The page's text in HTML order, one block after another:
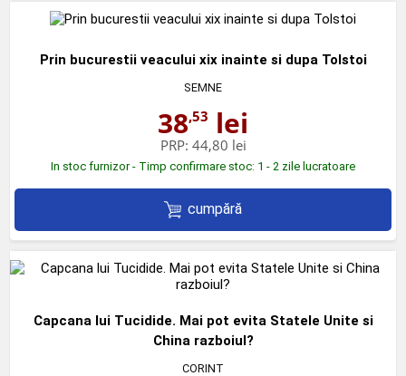
Prin bucurestii veacului xix inainte si dupa Tolstoi
SEMNE
38,53 lei
PRP: 44,80 lei
In stoc furnizor - Timp confirmare stoc: 1 - 2 zile lucratoare
cumpără
Capcana lui Tucidide. Mai pot evita Statele Unite si
China razboiul?
CORINT